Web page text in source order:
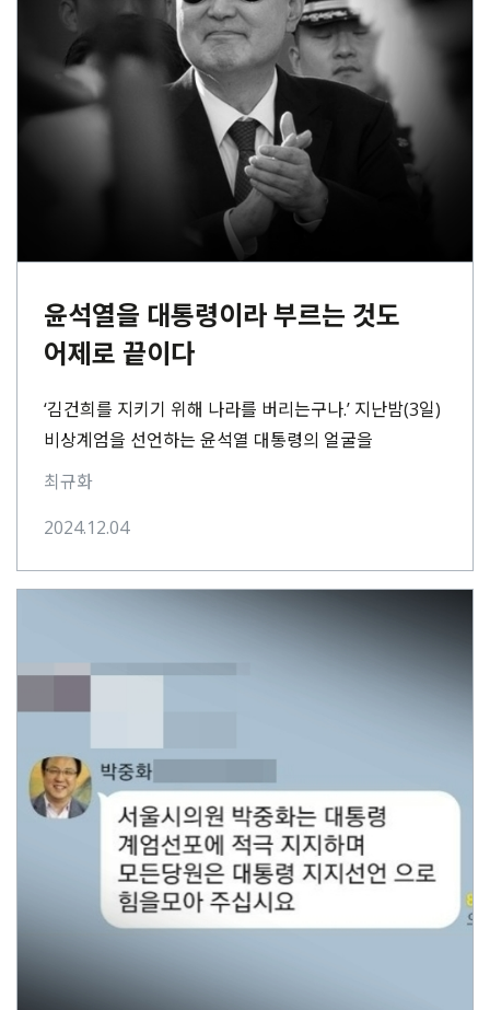
윤석열을 대통령이라 부르는 것도
어제로 끝이다
‘김건희를 지키기 위해 나라를 버리는구나.’ 지난밤(3일)
비상계엄을 선언하는 윤석열 대통령의 얼굴을
텔레비전으로 보며, 맨 처음 든 생각이다. 부인 김건희
최규화
2024.12.04